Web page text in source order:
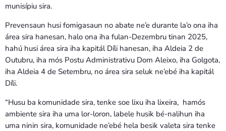
munisípiu sira.
Prevensaun husi fomigasaun no abate ne’e durante la’o ona iha
área sira hanesan, halo ona iha fulan-Dezembru tinan 2025,
hahú husi área sira iha kapitál Díli hanesan, iha Aldeia 2 de
Outubru, iha mós Postu Administrativu Dom Aleixo, iha Golgota,
iha Aldeia 4 de Setembru, no área sira seluk ne’ebé iha kapitál
Díli.
“Husu ba komunidade sira, tenke soe lixu iha lixeira, hamós
ambiente sira iha uma lor-loron, labele husik bé-nalihun iha
uma ninin sira, komunidade ne’ebé hela besik valeta sira tenke